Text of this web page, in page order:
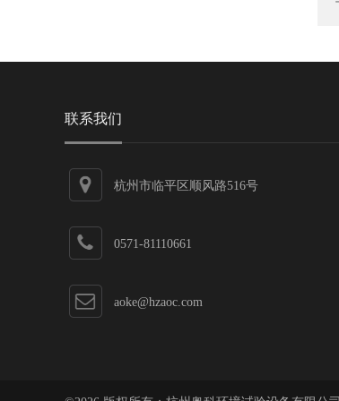
联系我们
杭州市临平区顺风路516号
0571-81110661
aoke@hzaoc.com